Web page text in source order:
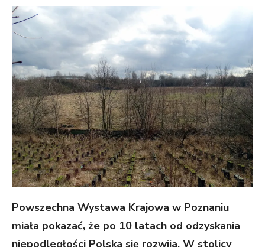
Powszechna Wystawa Krajowa w Poznaniu
miała pokazać, że po 10 latach od odzyskania
niepodległości Polska się rozwija. W stolicy